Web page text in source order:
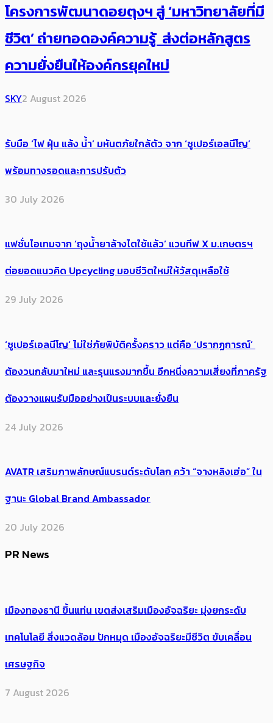
โครงการพัฒนาดอยตุงฯ สู่ ‘มหาวิทยาลัยที่มี
ชีวิต’ ถ่ายทอดองค์ความรู้ ส่งต่อหลักสูตร
ความยั่งยืนให้องค์กรยุคใหม่
SKY2 August 2026
รับมือ ‘ไฟ ฝุ่น แล้ง น้ำ’ มหันตภัยใกล้ตัว จาก ‘ซูเปอร์เอลนีโญ’
พร้อมทางรอดและการปรับตัว
30 July 2026
แฟชั่นไอเทมจาก ‘ถุงน้ำยาล้างไตใช้แล้ว’ แวนทีฟ X ม.เกษตรฯ
ต่อยอดแนวคิด Upcycling มอบชีวิตใหม่ให้วัสดุเหลือใช้
29 July 2026
‘ซูเปอร์เอลนีโญ’ ไม่ใช่ภัยพิบัติครั้งคราว แต่คือ ‘ปรากฏการณ์’ ​
ต้อง​วนกลับมาใหม่ และรุนแรงมากขึ้น อีกหนึ่งความเสี่ยงที่ภาครัฐ
ต้องวางแผนรับมืออย่างเป็นระบบและยั่งยืน
24 July 2026
AVATR เสริมภาพลักษณ์แบรนด์ระดับโลก คว้า “จางหลิงเฮ่อ” ใน
ฐานะ Global Brand Ambassador
20 July 2026
PR News
เมืองทองธานี ขึ้นแท่น เขตส่งเสริมเมืองอัจฉริยะ มุ่งยกระดับ
เทคโนโลยี สิ่งแวดล้อม ปักหมุด เมืองอัจฉริยะมีชีวิต ขับเคลื่อน
เศรษฐกิจ
7 August 2026